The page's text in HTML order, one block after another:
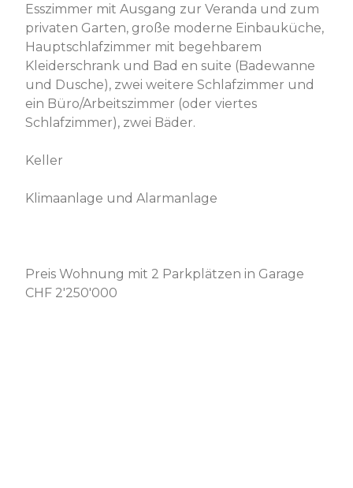
Esszimmer mit Ausgang zur Veranda und zum
privaten Garten, große moderne Einbauküche,
Hauptschlafzimmer mit begehbarem
Kleiderschrank und Bad en suite (Badewanne
und Dusche), zwei weitere Schlafzimmer und
ein Büro/Arbeitszimmer (oder viertes
Schlafzimmer), zwei Bäder.
Keller
Klimaanlage und Alarmanlage
Preis Wohnung mit 2 Parkplätzen in Garage
CHF 2'250'000